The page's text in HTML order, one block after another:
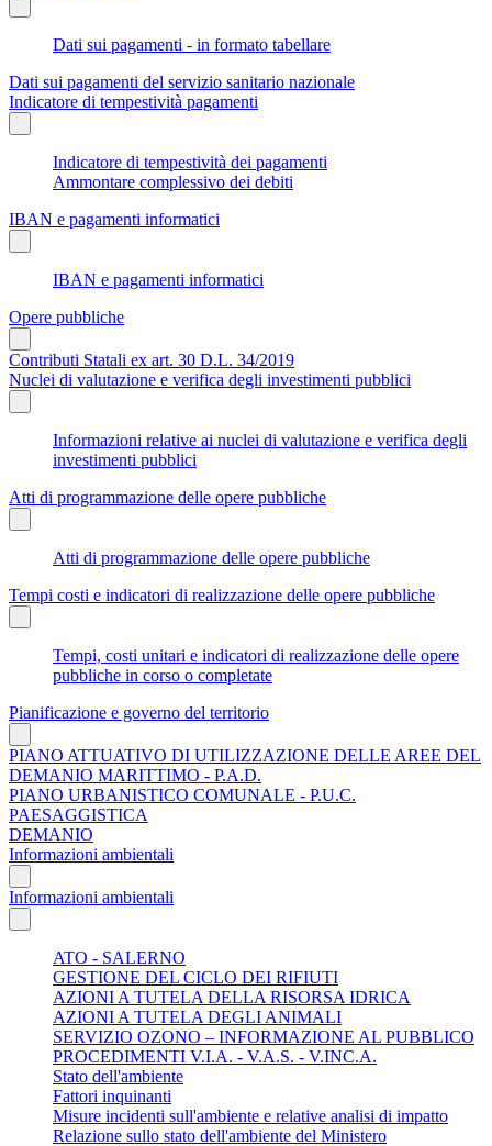
Dati sui pagamenti - in formato tabellare
Dati sui pagamenti del servizio sanitario nazionale
Indicatore di tempestività pagamenti
Indicatore di tempestività dei pagamenti
Ammontare complessivo dei debiti
IBAN e pagamenti informatici
IBAN e pagamenti informatici
Opere pubbliche
Contributi Statali ex art. 30 D.L. 34/2019
Nuclei di valutazione e verifica degli investimenti pubblici
Informazioni relative ai nuclei di valutazione e verifica degli
investimenti pubblici
Atti di programmazione delle opere pubbliche
Atti di programmazione delle opere pubbliche
Tempi costi e indicatori di realizzazione delle opere pubbliche
Tempi, costi unitari e indicatori di realizzazione delle opere
pubbliche in corso o completate
Pianificazione e governo del territorio
PIANO ATTUATIVO DI UTILIZZAZIONE DELLE AREE DEL
DEMANIO MARITTIMO - P.A.D.
PIANO URBANISTICO COMUNALE - P.U.C.
PAESAGGISTICA
DEMANIO
Informazioni ambientali
Informazioni ambientali
ATO - SALERNO
GESTIONE DEL CICLO DEI RIFIUTI
AZIONI A TUTELA DELLA RISORSA IDRICA
AZIONI A TUTELA DEGLI ANIMALI
SERVIZIO OZONO – INFORMAZIONE AL PUBBLICO
PROCEDIMENTI V.I.A. - V.A.S. - V.INC.A.
Stato dell'ambiente
Fattori inquinanti
Misure incidenti sull'ambiente e relative analisi di impatto
Relazione sullo stato dell'ambiente del Ministero